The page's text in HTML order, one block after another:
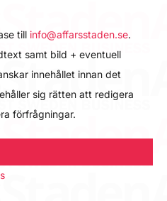
till info@affarsstaden.se.
samt bild + eventuell
innehållet innan det
sig rätten att redigera
förfrågningar.